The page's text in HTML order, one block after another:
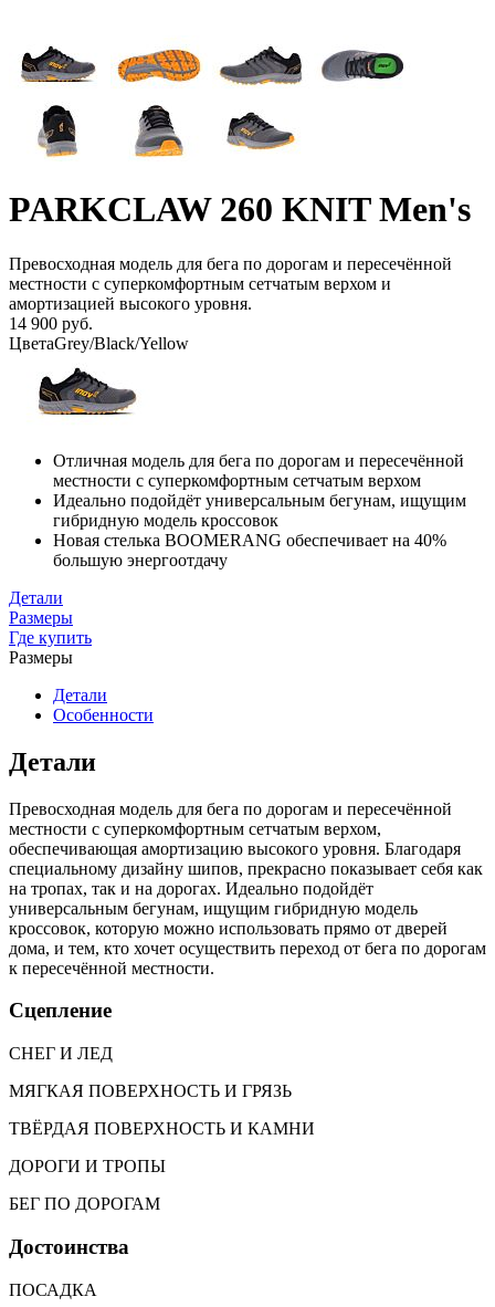
PARKCLAW 260 KNIT Men's
Превосходная модель для бега по дорогам и пересечённой
местности с суперкомфортным сетчатым верхом и
амортизацией высокого уровня.
14 900 руб.
ЦветаGrey/Black/Yellow
Отличная модель для бега по дорогам и пересечённой
местности с суперкомфортным сетчатым верхом
Идеально подойдёт универсальным бегунам, ищущим
гибридную модель кроссовок
Новая стелька BOOMERANG обеспечивает на 40%
большую энергоотдачу
Детали
Размеры
Где купить
Размеры
Детали
Особенности
Детали
Превосходная модель для бега по дорогам и пересечённой
местности с суперкомфортным сетчатым верхом,
обеспечивающая амортизацию высокого уровня. Благодаря
специальному дизайну шипов, прекрасно показывает себя как
на тропах, так и на дорогах. Идеально подойдёт
универсальным бегунам, ищущим гибридную модель
кроссовок, которую можно использовать прямо от дверей
дома, и тем, кто хочет осуществить переход от бега по дорогам
к пересечённой местности.
Сцепление
СНЕГ И ЛЕД
МЯГКАЯ ПОВЕРХНОСТЬ И ГРЯЗЬ
ТВЁРДАЯ ПОВЕРХНОСТЬ И КАМНИ
ДОРОГИ И ТРОПЫ
БЕГ ПО ДОРОГАМ
Достоинства
ПОСАДКА